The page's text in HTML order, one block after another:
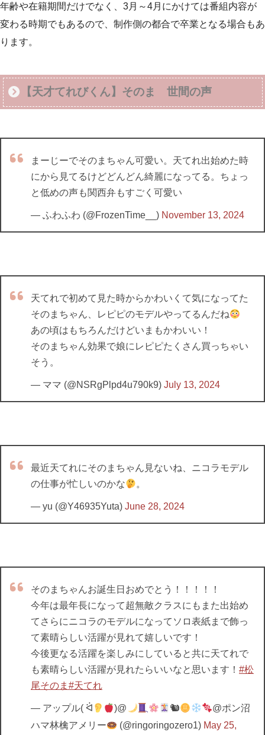
年齢や在籍期間だけでなく、3月～4月にかけては番組内容が
変わる時期でもあるので、制作側の都合で卒業となる場合もあ
ります。
【天才てれびくん】そのま 世間の声
まーじーでそのまちゃん可愛い。天てれ出始めた時
にから見てるけどどんどん綺麗になってる。ちょっ
と低めの声も関西弁もすごく可愛い
— ふわふわ (@FrozenTime__) November 13, 2024
天てれで初めて見た時からかわいくて気になってた
そのまちゃん、レピピのモデルやってるんだね
あの頃はもちろんだけどいまもかわいい！
そのまちゃん効果で娘にレピピたくさん買っちゃい
そう。
— ママ (@NSRgPlpd4u790k9) July 13, 2024
最近天てれにそのまちゃん見ないね、ニコラモデル
の仕事が忙しいのかな
。
— yu (@Y46935Yuta) June 28, 2024
そのまちゃんお誕生日おめでとう！！！！！
今年は最年長になって超無敵クラスにもまた出始め
てさらにニコラのモデルになってソロ表紙まで飾っ
て素晴らしい活躍が見れて嬉しいです！
今後更なる活躍を楽しみにしていると共に天てれで
も素晴らしい活躍が見れたらいいなと思います！ #松
尾そのま #天てれ
— アップル( ᐛ )@ 🐿
@ポン沼
ハマ林檎アメリー
(@ringoringozero1) May 25,